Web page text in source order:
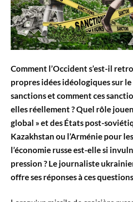
Comment l’Occident s’est-il
propres idées idéologiques sur
sanctions et comment ces
elles réellement ? Quel rôle
global » et des États post-
Kazakhstan ou l’Arménie pour
l’économie russe est-elle si
pression ? Le journaliste
offre ses réponses à ces